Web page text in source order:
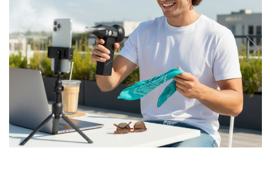
Lampi emergente
Lustre
Spoturi led pe sina
Prelungitoare/Derulatoare
Prize
Starter/Droser
Triplu Stecher
Întrerupătoare/Comutatoare
Ştechere/Stecher adaptor
Ţeavă PVC